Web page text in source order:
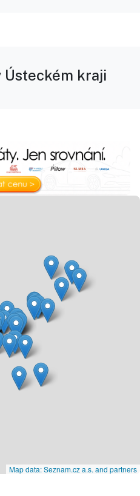
Ústeckém kraji
Map data: Seznam.cz a.s. and partners